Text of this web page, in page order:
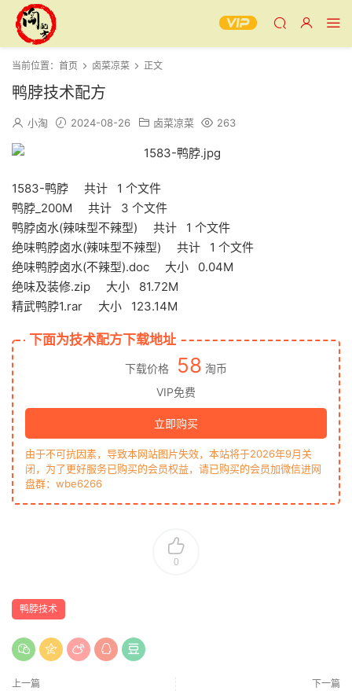
当前位置： 首页 卤菜凉菜 正文
鸭脖技术配方
小淘 2024-08-26 卤菜凉菜 263
1583-鸭脖 共计 1 个文件
鸭脖_200M 共计 3 个文件
鸭脖卤水(辣味型不辣型) 共计 1 个文件
绝味鸭脖卤水(辣味型不辣型) 共计 1 个文件
绝味鸭脖卤水(不辣型).doc 大小 0.04M
绝味及装修.zip 大小 81.72M
精武鸭脖1.rar 大小 123.14M
下面为技术配方下载地址
下载价格 58 淘币
VIP免费
立即购买
由于不可抗因素，导致本网站图片失效，本站将于2026年9月关
闭，为了更好服务已购买的会员权益，请已购买的会员加微信进网
盘群：wbe6266
0
鸭脖技术
上一篇 下一篇